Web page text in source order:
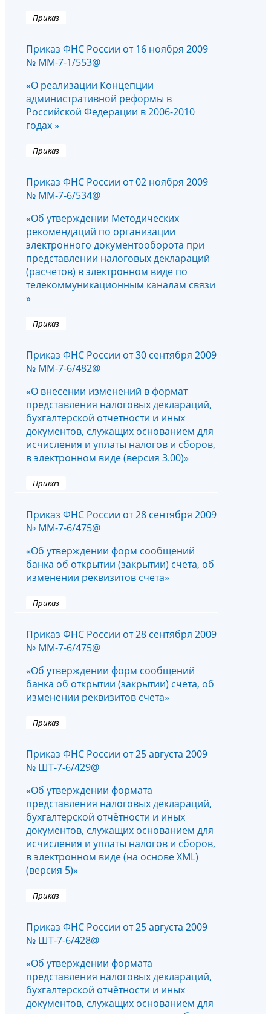
Приказ
Приказ ФНС России от 16 ноября 2009
№ ММ-7-1/553@
«О реализации Концепции
административной реформы в
Российской Федерации в 2006-2010
годах »
Приказ
Приказ ФНС России от 02 ноября 2009
№ ММ-7-6/534@
«Об утверждении Методических
рекомендаций по организации
электронного документооборота при
представлении налоговых деклараций
(расчетов) в электронном виде по
телекоммуникационным каналам связи
»
Приказ
Приказ ФНС России от 30 сентября 2009
№ ММ-7-6/482@
«О внесении изменений в формат
представления налоговых деклараций,
бухгалтерской отчетности и иных
документов, служащих основанием для
исчисления и уплаты налогов и сборов,
в электронном виде (версия 3.00)»
Приказ
Приказ ФНС России от 28 сентября 2009
№ ММ-7-6/475@
«Об утверждении форм сообщений
банка об открытии (закрытии) счета, об
изменении реквизитов счета»
Приказ
Приказ ФНС России от 28 сентября 2009
№ ММ-7-6/475@
«Об утверждении форм сообщений
банка об открытии (закрытии) счета, об
изменении реквизитов счета»
Приказ
Приказ ФНС России от 25 августа 2009
№ ШТ-7-6/429@
«Об утверждении формата
представления налоговых деклараций,
бухгалтерской отчётности и иных
документов, служащих основанием для
исчисления и уплаты налогов и сборов,
в электронном виде (на основе XML)
(версия 5)»
Приказ
Приказ ФНС России от 25 августа 2009
№ ШТ-7-6/428@
«Об утверждении формата
представления налоговых деклараций,
бухгалтерской отчётности и иных
документов, служащих основанием для